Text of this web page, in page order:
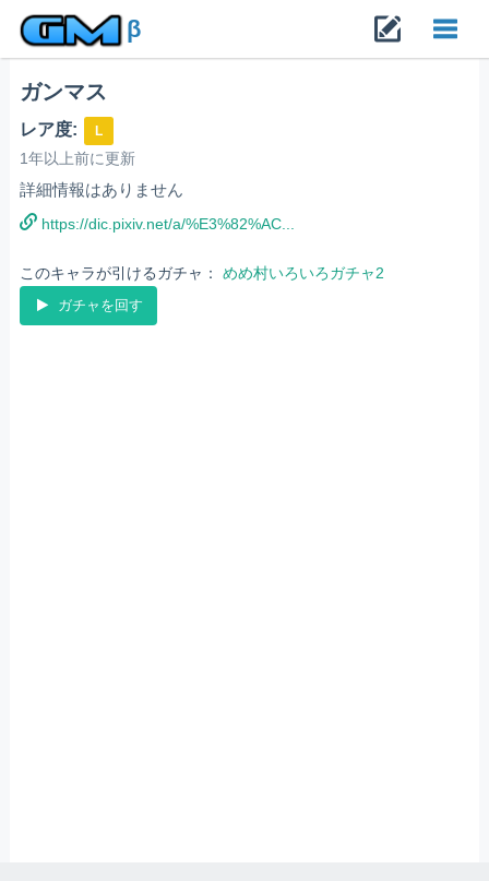
β
ガンマス
レア度: L
1年以上前に更新
詳細情報はありません
https://dic.pixiv.net/a/%E3%82%AC...
このキャラが引けるガチャ： めめ村いろいろガチャ2
ガチャを回す